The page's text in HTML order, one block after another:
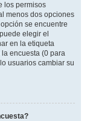
los permisos
menos dos opciones
se encuentre
elegir el
en la etiqueta
encuesta (0 para
usuarios cambiar su